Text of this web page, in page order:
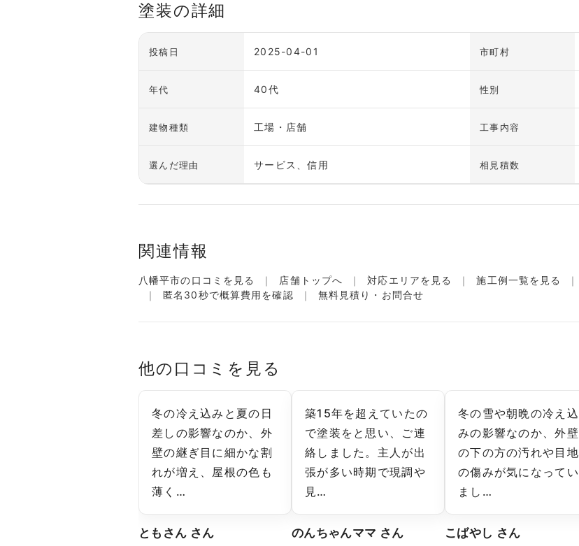
塗装の詳細
投稿日 2025-04-01 市町村
年代 40代 性別
建物種類 工場・店舗 工事内容
選んだ理由 サービス、信用 相見積数
関連情報
八幡平市の口コミを見る 店舗トップへ 対応エリアを見る 施工例一覧を見る
匿名30秒で概算費用を確認
無料見積り・お問合せ
他の口コミを見る
冬の冷え込みと夏の日
差しの影響なのか、外
壁の継ぎ目に細かな割
れが増え、屋根の色も
薄く…
ともさん さん
築15年を超えていたの
で塗装をと思い、ご連
絡しました。主人が出
張が多い時期で現調や
見…
のんちゃんママ さん
冬の雪や朝晩の冷え込
みの影響なのか、外壁
の下の方の汚れや目地
の傷みが気になってい
まし…
こばやし さん